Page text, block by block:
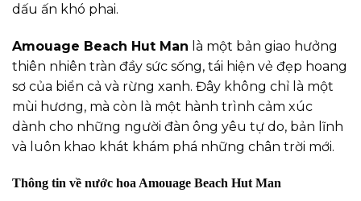
dấu ấn khó phai.
Amouage Beach Hut Man là một bản giao hưởng
thiên nhiên tràn đầy sức sống, tái hiện vẻ đẹp hoang
sơ của biển cả và rừng xanh. Đây không chỉ là một
mùi hương, mà còn là một hành trình cảm xúc
dành cho những người đàn ông yêu tự do, bản lĩnh
và luôn khao khát khám phá những chân trời mới.
Thông tin về nước hoa Amouage Beach Hut Man